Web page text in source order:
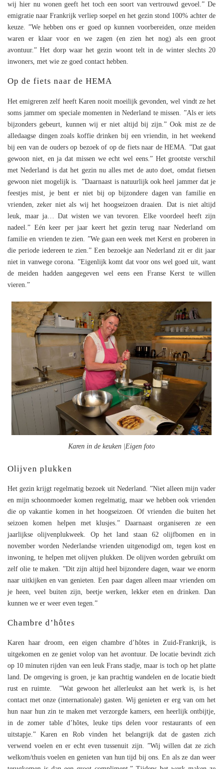
wij hier nu wonen geeft het toch een soort van vertrouwd gevoel.” De
emigratie naar Frankrijk verliep soepel en het gezin stond 100% achter de
keuze. ”We hebben ons er goed op kunnen voorbereiden, onze meiden
waren er klaar voor en we zagen (en zien het nog) als een groot
avontuur.” Het dorp waar het gezin woont telt in de winter slechts 20
inwoners, met wie ze goed contact hebben.
Op de fiets naar de HEMA
Het emigreren zelf heeft Karen nooit moeilijk gevonden, wel vindt ze het
soms jammer om speciale momenten in Nederland te missen. ”Als er iets
bijzonders gebeurt, kunnen wij er niet altijd bij zijn.” Ook mist ze de
alledaagse dingen zoals koffie drinken bij een vriendin, in het weekend
bij een van de ouders op bezoek of op de fiets naar de HEMA. ”Dat gaat
gewoon niet, en ja dat missen we echt wel eens.” Het grootste verschil
met Nederland is dat het gezin nu alles met de auto doet, omdat fietsen
gewoon niet mogelijk is. ”Daarnaast is natuurlijk ook heel jammer dat je
feestjes mist, je bent er niet bij op bijzondere dagen van familie en
vrienden, zeker niet als wij het hoogseizoen draaien. Dat is niet altijd
leuk, maar ja… Dat wisten we van tevoren. Elke voordeel heeft zijn
nadeel.” Eén keer per jaar keert het gezin terug naar Nederland om
familie en vrienden te zien. ”We gaan een week met Kerst en proberen in
die periode iedereen te zien.” Een bezoekje aan Nederland zit er dit jaar
niet in vanwege corona. ”Eigenlijk komt dat voor ons wel goed uit, want
de meiden hadden aangegeven wel eens een Franse Kerst te willen
vieren.”
Karen in de keuken |Eigen foto
Olijven plukken
Het gezin krijgt regelmatig bezoek uit Nederland. ”Niet alleen mijn vader
en mijn schoonmoeder komen regelmatig, maar we hebben ook vrienden
die op vakantie komen in het hoogseizoen. Of vrienden die buiten het
seizoen komen helpen met klusjes.” Daarnaast organiseren ze een
jaarlijkse olijvenplukweek. Op het land staan 62 olijfbomen en in
november worden Nederlandse vrienden uitgenodigd om, tegen kost en
inwoning, te helpen met olijven plukken. De olijven worden gebruikt om
zelf olie te maken. ”Dit zijn altijd heel bijzondere dagen, waar we enorm
naar uitkijken en van genieten. Een paar dagen alleen maar vrienden om
je heen, veel buiten zijn, beetje werken, lekker eten en drinken. Dan
kunnen we er weer even tegen.”
Chambre d’hôtes
Karen haar droom, een eigen chambre d’hôtes in Zuid-Frankrijk, is
uitgekomen en ze geniet volop van het avontuur. De locatie bevindt zich
op 10 minuten rijden van een leuk Frans stadje, maar is toch op het platte
land. De omgeving is groen, je kan prachtig wandelen en de locatie biedt
rust en ruimte. ”Wat gewoon het allerleukst aan het werk is, is het
contact met onze (internationale) gasten. Wij genieten er erg van om het
hun naar hun zin te maken met verzorgde kamers, een heerlijk ontbijtje,
in de zomer table d’hôtes, leuke tips delen voor restaurants of een
uitstapje.” Karen en Rob vinden het belangrijk dat de gasten zich
verwend voelen en er echt even tussenuit zijn. ”Wij willen dat ze zich
welkom/thuis voelen en genieten van hun tijd bij ons. En als ze dan weer